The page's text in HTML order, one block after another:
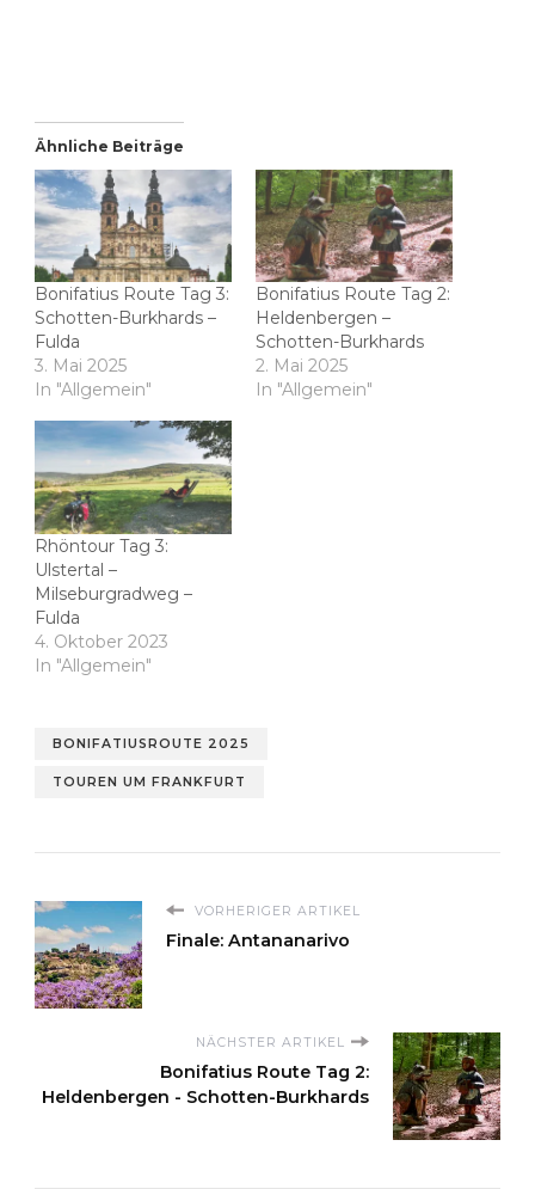
Ähnliche Beiträge
Bonifatius Route Tag 3:
Schotten-Burkhards –
Fulda
3. Mai 2025
In "Allgemein"
Bonifatius Route Tag 2:
Heldenbergen –
Schotten-Burkhards
2. Mai 2025
In "Allgemein"
Rhöntour Tag 3:
Ulstertal –
Milseburgradweg –
Fulda
4. Oktober 2023
In "Allgemein"
BONIFATIUSROUTE 2025
TOUREN UM FRANKFURT
VORHERIGER ARTIKEL
Finale: Antananarivo
NÄCHSTER ARTIKEL
Bonifatius Route Tag 2:
Heldenbergen - Schotten-Burkhards